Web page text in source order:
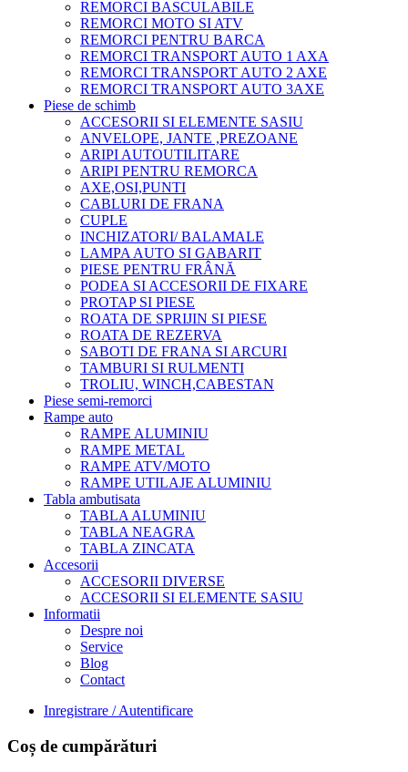
REMORCI BASCULABILE
REMORCI MOTO SI ATV
REMORCI PENTRU BARCA
REMORCI TRANSPORT AUTO 1 AXA
REMORCI TRANSPORT AUTO 2 AXE
REMORCI TRANSPORT AUTO 3AXE
Piese de schimb
ACCESORII SI ELEMENTE SASIU
ANVELOPE, JANTE ,PREZOANE
ARIPI AUTOUTILITARE
ARIPI PENTRU REMORCA
AXE,OSI,PUNTI
CABLURI DE FRANA
CUPLE
INCHIZATORI/ BALAMALE
LAMPA AUTO SI GABARIT
PIESE PENTRU FRÂNĂ
PODEA SI ACCESORII DE FIXARE
PROTAP SI PIESE
ROATA DE SPRIJIN SI PIESE
ROATA DE REZERVA
SABOTI DE FRANA SI ARCURI
TAMBURI SI RULMENTI
TROLIU, WINCH,CABESTAN
Piese semi-remorci
Rampe auto
RAMPE ALUMINIU
RAMPE METAL
RAMPE ATV/MOTO
RAMPE UTILAJE ALUMINIU
Tabla ambutisata
TABLA ALUMINIU
TABLA NEAGRA
TABLA ZINCATA
Accesorii
ACCESORII DIVERSE
ACCESORII SI ELEMENTE SASIU
Informatii
Despre noi
Service
Blog
Contact
Inregistrare / Autentificare
Coș de cumpărături